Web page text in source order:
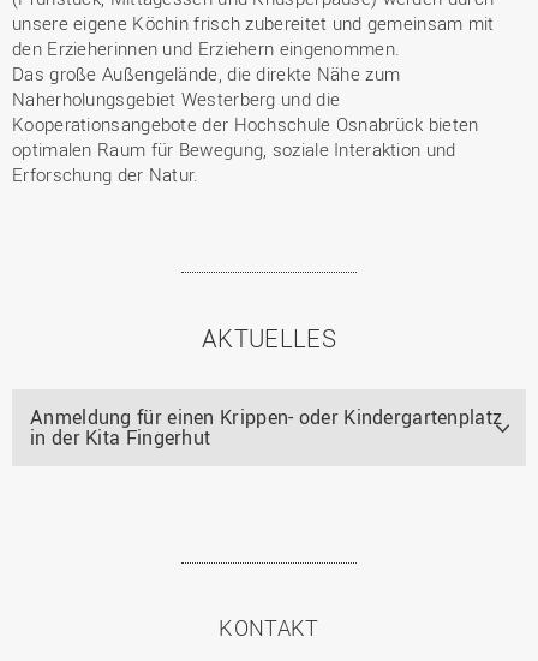
unsere eigene Köchin frisch zubereitet und gemeinsam mit
den Erzieherinnen und Erziehern eingenommen.
Das große Außengelände, die direkte Nähe zum
Naherholungsgebiet Westerberg und die
Kooperationsangebote der Hochschule Osnabrück bieten
optimalen Raum für Bewegung, soziale Interaktion und
Erforschung der Natur.
AKTUELLES
Anmeldung für einen Krippen- oder Kindergartenplatz
in der Kita Fingerhut
KONTAKT